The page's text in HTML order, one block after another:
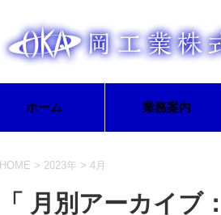
ホーム 業務案内
HOME > 2023年 > 4月
「 月別アーカイブ